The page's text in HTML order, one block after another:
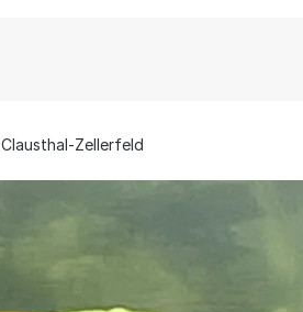
Clausthal-Zellerfeld